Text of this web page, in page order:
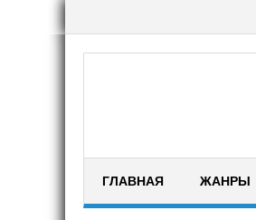
ГЛАВНАЯ ЖАНРЫ